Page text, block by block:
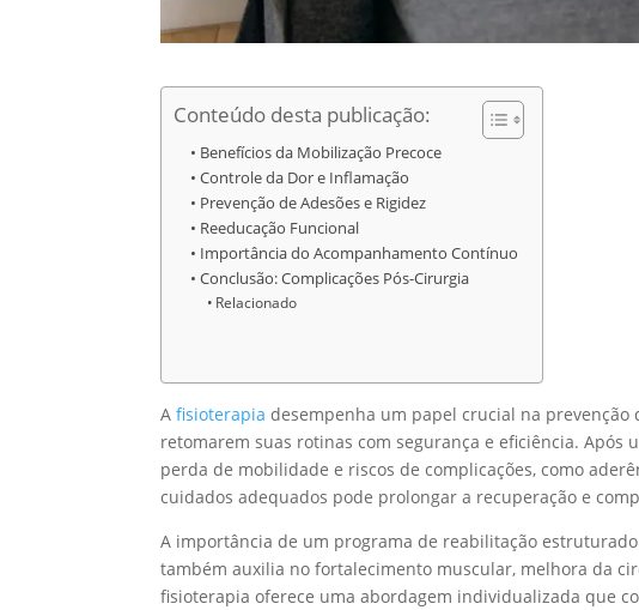
Conteúdo desta publicação:
Benefícios da Mobilização Precoce
Controle da Dor e Inflamação
Prevenção de Adesões e Rigidez
Reeducação Funcional
Importância do Acompanhamento Contínuo
Conclusão: Complicações Pós-Cirurgia
Relacionado
Afisioterapia desempenha um papel crucial na prevenção
retomarem suas rotinas com segurança e eficiência.
perda de mobilidade e riscos de complicações, como
cuidados adequados pode prolongar a recuperação e
A importância de um programa de reabilitação
também auxilia no fortalecimento muscular, melhora da
fisioterapia oferece uma abordagem individualizada que